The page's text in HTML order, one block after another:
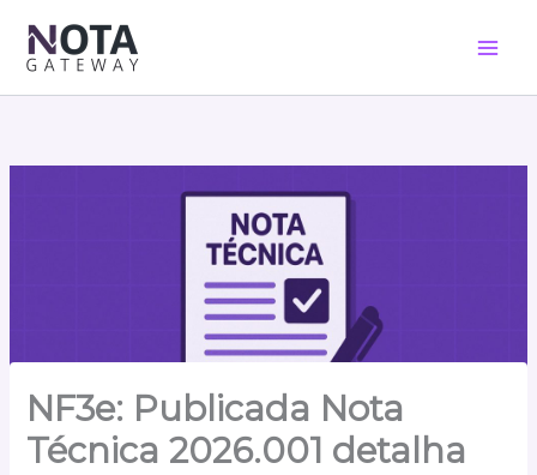
para
conteúdo
NF3e: Publicada Nota
Técnica 2026.001 detalha